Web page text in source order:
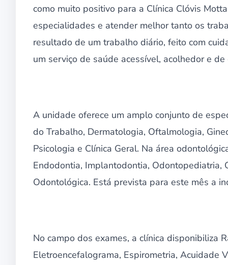
como muito positivo para a Clínica Clóvis
especialidades e atender melhor tanto os
resultado de um trabalho diário, feito com
um serviço de saúde acessível, acolhedor e
A unidade oferece um amplo conjunto de
do Trabalho, Dermatologia, Oftalmologia,
Psicologia e Clínica Geral. Na área
Endodontia, Implantodontia, Odontopediatria,
Odontológica. Está prevista para este mês a
No campo dos exames, a clínica disponibiliza
Eletroencefalograma, Espirometria, Acuidade